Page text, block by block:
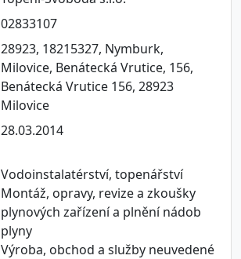
02833107
28923, 18215327, Nymburk,
Milovice, Benátecká Vrutice, 156,
Benátecká Vrutice 156, 28923
Milovice
28.03.2014
Vodoinstalatérství, topenářství
Montáž, opravy, revize a zkoušky
plynových zařízení a plnění nádob
plyny
Výroba, obchod a služby neuvedené